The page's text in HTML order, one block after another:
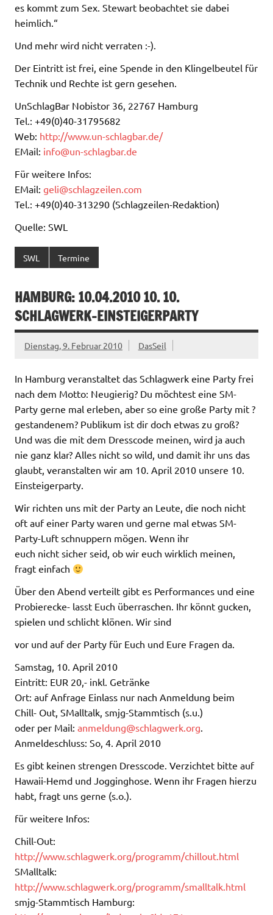
es kommt zum Sex. Stewart beobachtet sie dabei
heimlich.“
Und mehr wird nicht verraten :-).
Der Eintritt ist frei, eine Spende in den Klingelbeutel für
Technik und Rechte ist gern gesehen.
UnSchlagBar Nobistor 36, 22767 Hamburg
Tel.: +49(0)40-31795682
Web: http://www.un-schlagbar.de/
EMail: info@un-schlagbar.de
Für weitere Infos:
EMail: geli@schlagzeilen.com
Tel.: +49(0)40-313290 (Schlagzeilen-Redaktion)
Quelle: SWL
SWL Termine
HAMBURG: 10.04.2010 10. 10.
SCHLAGWERK-EINSTEIGERPARTY
Dienstag, 9. Februar 2010 DasSeil
In Hamburg veranstaltet das Schlagwerk eine Party frei
nach dem Motto: Neugierig? Du möchtest eine SM-
Party gerne mal erleben, aber so eine große Party mit ?
gestandenem? Publikum ist dir doch etwas zu groß?
Und was die mit dem Dresscode meinen, wird ja auch
nie ganz klar? Alles nicht so wild, und damit ihr uns das
glaubt, veranstalten wir am 10. April 2010 unsere 10.
Einsteigerparty.
Wir richten uns mit der Party an Leute, die noch nicht
oft auf einer Party waren und gerne mal etwas SM-
Party-Luft schnuppern mögen. Wenn ihr
euch nicht sicher seid, ob wir euch wirklich meinen,
fragt einfach
Über den Abend verteilt gibt es Performances und eine
Probierecke- lasst Euch überraschen. Ihr könnt gucken,
spielen und schlicht klönen. Wir sind
vor und auf der Party für Euch und Eure Fragen da.
Samstag, 10. April 2010
Eintritt: EUR 20,- inkl. Getränke
Ort: auf Anfrage Einlass nur nach Anmeldung beim
Chill- Out, SMalltalk, smjg-Stammtisch (s.u.)
oder per Mail: anmeldung@schlagwerk.org.
Anmeldeschluss: So, 4. April 2010
Es gibt keinen strengen Dresscode. Verzichtet bitte auf
Hawaii-Hemd und Jogginghose. Wenn ihr Fragen hierzu
habt, fragt uns gerne (s.o.).
für weitere Infos:
Chill-Out:
http://www.schlagwerk.org/programm/chillout.html
SMalltalk:
http://www.schlagwerk.org/programm/smalltalk.html
smjg-Stammtisch Hamburg: